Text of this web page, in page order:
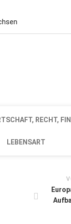
RECHT,
LEBENSART